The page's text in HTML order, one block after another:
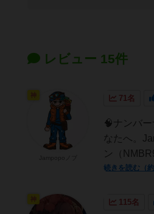
レビュー 15件
71名
🧠ナンバ
なたへ。
ン（
続きを読む（約
115名